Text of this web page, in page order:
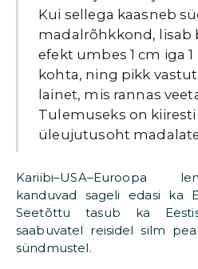
Kui sellega kaasneb
madalrõhkkond, lisab
efekt umbes 1 cm iga
kohta, ning pikk
lainet, mis rannas
Tulemuseks on
üleujutusoht
Kariibi–USA–Euroopa
kanduvad sageli edasi ka
Seetõttu tasub ka
saabuvatel reisidel silm
sündmustel.